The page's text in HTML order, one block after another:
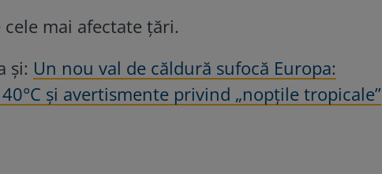
mai afectate țări.
și: Un nou val de căldură sufocă Europa:
și avertismente privind „nopțile tropicale”